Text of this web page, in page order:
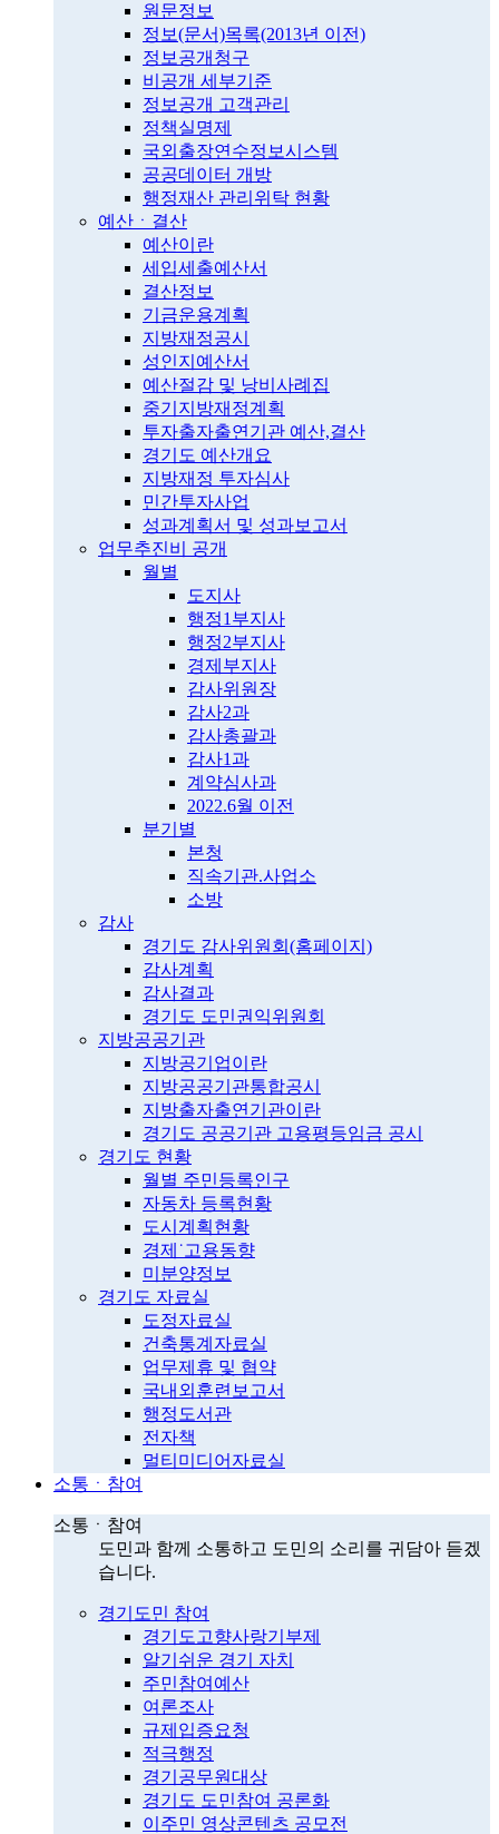
원문정보
정보(문서)목록(2013년 이전)
정보공개청구
비공개 세부기준
정보공개 고객관리
정책실명제
국외출장연수정보시스템
공공데이터 개방
행정재산 관리위탁 현황
예산ㆍ결산
예산이란
세입세출예산서
결산정보
기금운용계획
지방재정공시
성인지예산서
예산절감 및 낭비사례집
중기지방재정계획
투자출자출연기관 예산,결산
경기도 예산개요
지방재정 투자심사
민간투자사업
성과계획서 및 성과보고서
업무추진비 공개
월별
도지사
행정1부지사
행정2부지사
경제부지사
감사위원장
감사2과
감사총괄과
감사1과
계약심사과
2022.6월 이전
분기별
본청
직속기관.사업소
소방
감사
경기도 감사위원회(홈페이지)
감사계획
감사결과
경기도 도민권익위원회
지방공공기관
지방공기업이란
지방공공기관통합공시
지방출자출연기관이란
경기도 공공기관 고용평등임금 공시
경기도 현황
월별 주민등록인구
자동차 등록현황
도시계획현황
경제˙고용동향
미분양정보
경기도 자료실
도정자료실
건축통계자료실
업무제휴 및 협약
국내외훈련보고서
행정도서관
전자책
멀티미디어자료실
소통ㆍ참여
소통ㆍ참여
도민과 함께 소통하고 도민의 소리를 귀담아 듣겠
습니다.
경기도민 참여
경기도고향사랑기부제
알기쉬운 경기 자치
주민참여예산
여론조사
규제입증요청
적극행정
경기공무원대상
경기도 도민참여 공론화
이주민 영상콘텐츠 공모전